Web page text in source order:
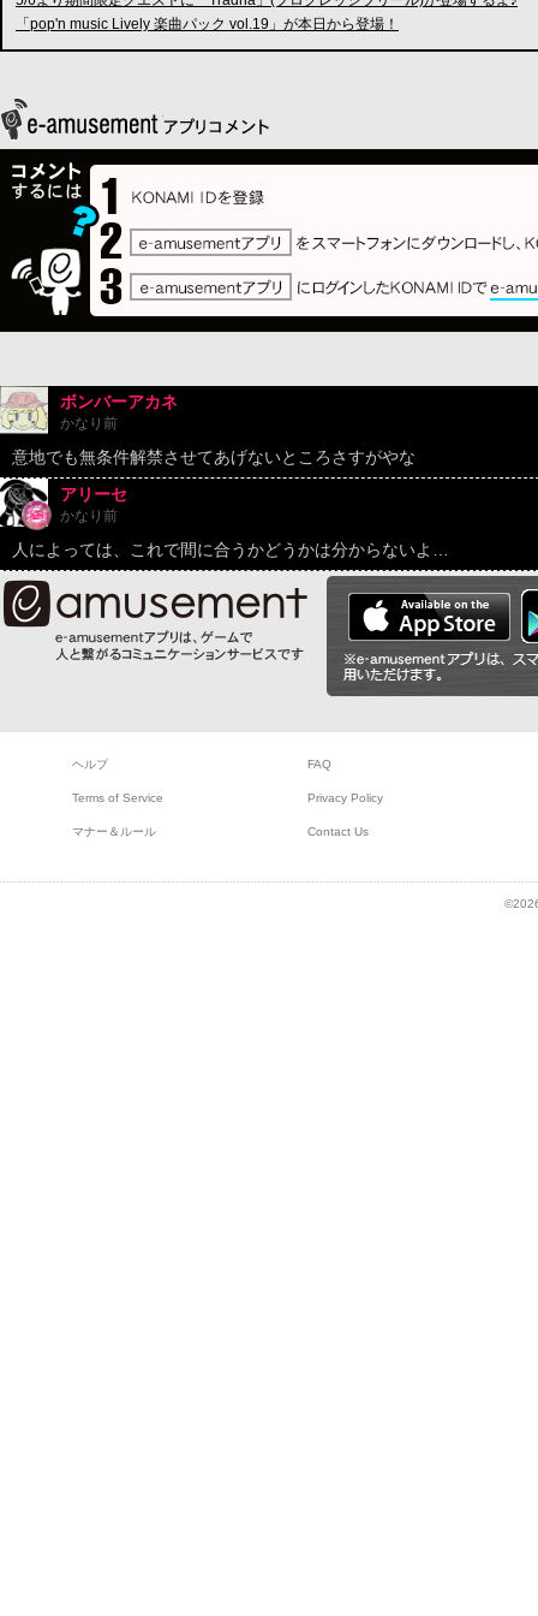
「pop'n music Lively 楽曲パック vol.19」が本日から登場！
ボンバーアカネ
かなり前
意地でも無条件解禁させてあげないところさすがやな
アリーセ
かなり前
人によっては、これで間に合うかどうかは分からないよ…
ヘルプ FAQ
Terms of Service Privacy Policy
マナー＆ルール Contact Us